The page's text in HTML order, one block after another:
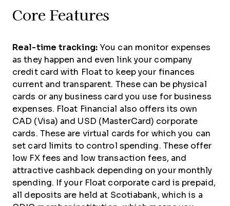
Core Features
Real-time tracking:You can monitor expenses
as they happen and even link your company
credit card with Float to keep your finances
current and transparent. These can be physical
cards or any business card you use for business
expenses. Float Financial also offers its own
CAD (Visa) and USD (MasterCard) corporate
cards. These are virtual cards for which you can
set card limits to control spending. These offer
low FX fees and low transaction fees, and
attractive cashback depending on your monthly
spending. If your Float corporate card is prepaid,
all deposits are held at Scotiabank, which is a